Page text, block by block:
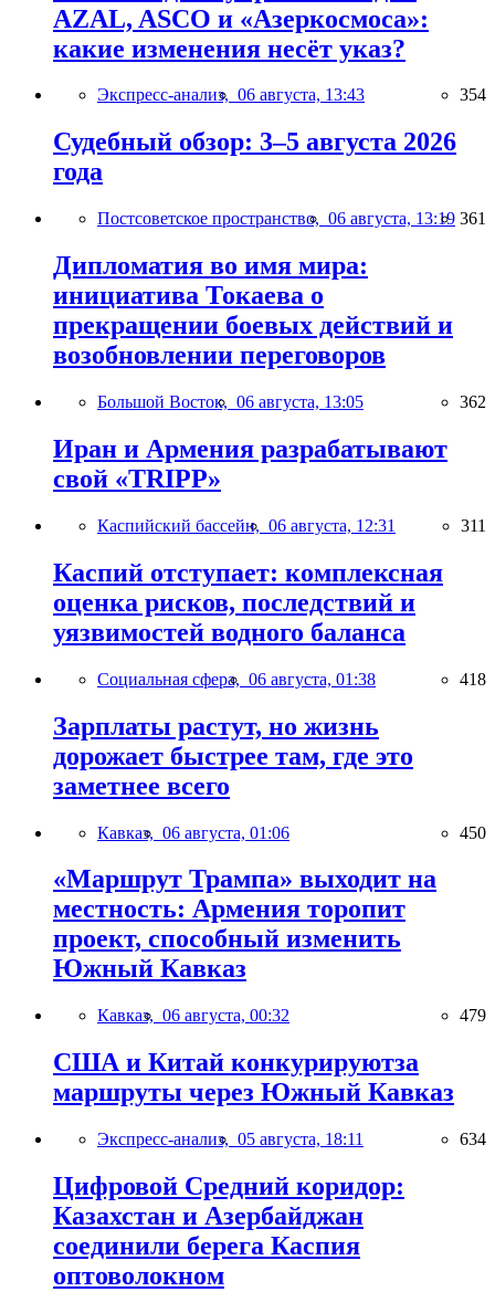
AZAL, ASCO и «Азеркосмоса»:
какие изменения несёт указ?
Экспресс-анализ, 06 августа, 13:43 354
Судебный обзор: 3–5 августа 2026
года
Постсоветское пространство, 06 августа, 13:19 361
Дипломатия во имя мира:
инициатива Токаева о
прекращении боевых действий и
возобновлении переговоров
Большой Восток, 06 августа, 13:05 362
Иран и Армения разрабатывают
свой «TRIPP»
Каспийский бассейн, 06 августа, 12:31 311
Каспий отступает: комплексная
оценка рисков, последствий и
уязвимостей водного баланса
Социальная сфера, 06 августа, 01:38 418
Зарплаты растут, но жизнь
дорожает быстрее там, где это
заметнее всего
Кавказ, 06 августа, 01:06 450
«Маршрут Трампа» выходит на
местность: Армения торопит
проект, способный изменить
Южный Кавказ
Кавказ, 06 августа, 00:32 479
США и Китай конкурируютза
маршруты через Южный Кавказ
Экспресс-анализ, 05 августа, 18:11 634
Цифровой Средний коридор:
Казахстан и Азербайджан
соединили берега Каспия
оптоволокном